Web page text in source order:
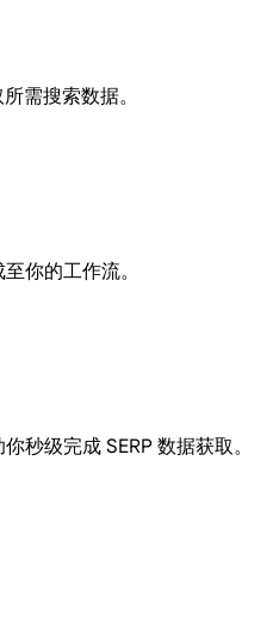
需搜索数据。
你的工作流。
秒级完成 SERP 数据获取。